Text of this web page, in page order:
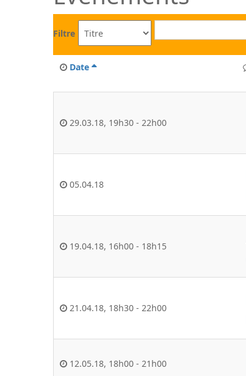
Filtre
Date
29.03.18, 19h30 - 22h00
05.04.18
19.04.18, 16h00 - 18h15
21.04.18, 18h30 - 22h00
12.05.18, 18h00 - 21h00